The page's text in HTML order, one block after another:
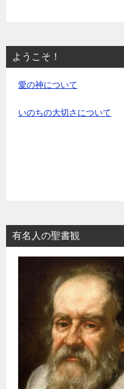
ようこそ！
愛の神について
いのちの大切さについて
有名人の聖書観